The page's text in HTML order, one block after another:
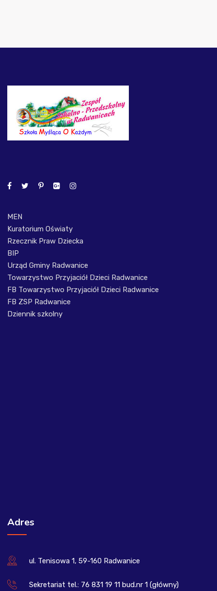
MEN
Kuratorium Oświaty
Rzecznik Praw Dziecka
BIP
Urząd Gminy Radwanice
Towarzystwo Przyjaciół Dzieci Radwanice
FB Towarzystwo Przyjaciół Dzieci Radwanice
FB ZSP Radwanice
Dziennik szkolny
Adres
ul. Tenisowa 1, 59-160 Radwanice
Sekretariat tel.: 76 831 19 11 bud.nr 1 (główny)